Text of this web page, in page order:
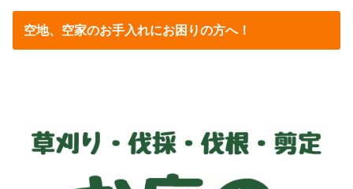
空地、空家のお手入れにお困りの方へ！